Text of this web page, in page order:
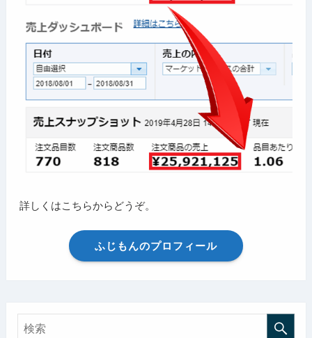
詳しくはこちらからどうぞ。
ふじもんのプロフィール